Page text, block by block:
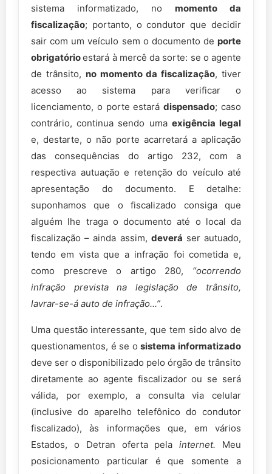
sistema informatizado, no momento da
fiscalização; portanto, o condutor que decidir
sair com um veículo sem o documento de porte
obrigatórioestará à mercê da sorte: se o agente
de trânsito, no momento da fiscalização, tiver
acesso ao sistema para verificar o
licenciamento, o porte estarádispensado; caso
contrário, continua sendo uma exigência legal
e, destarte, o não porte acarretará a aplicação
das consequências do artigo 232, com a
respectiva autuação e retenção do veículo até
apresentação do documento. E detalhe:
suponhamos que o fiscalizado consiga que
alguém lhe traga o documento até o local da
fiscalização – ainda assim, deverá ser autuado,
tendo em vista que a infração foi cometida e,
como prescreve o artigo 280, “ocorrendo
infração prevista na legislação de trânsito,
lavrar-se-á auto de infração...”.
Uma questão interessante, que tem sido alvo de
questionamentos, é se osistema informatizado
deve ser o disponibilizado pelo órgão de trânsito
diretamente ao agente fiscalizador ou se será
válida, por exemplo, a consulta via celular
(inclusive do aparelho telefônico do condutor
fiscalizado), às informações que, em vários
Estados, o Detran oferta pelainternet. Meu
posicionamento particular é que somente a